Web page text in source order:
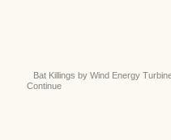
Bat Killings by Wind Energy
Continue